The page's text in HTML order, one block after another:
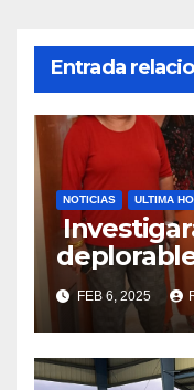
Entrada
NOTICIAS ULTIMA
de la
FEB 6, 2025